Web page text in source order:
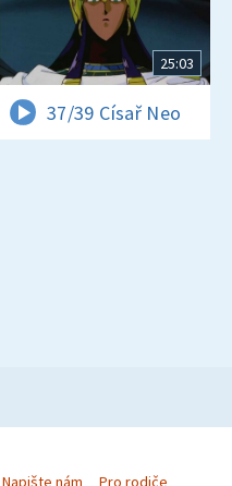
25:03
37/39 Císař Neo
Napište nám Pro rodiče